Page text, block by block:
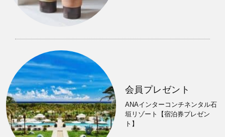
会員プレゼント
ANAインターコンチネンタル石
垣リゾート【宿泊券プレゼン
ト】